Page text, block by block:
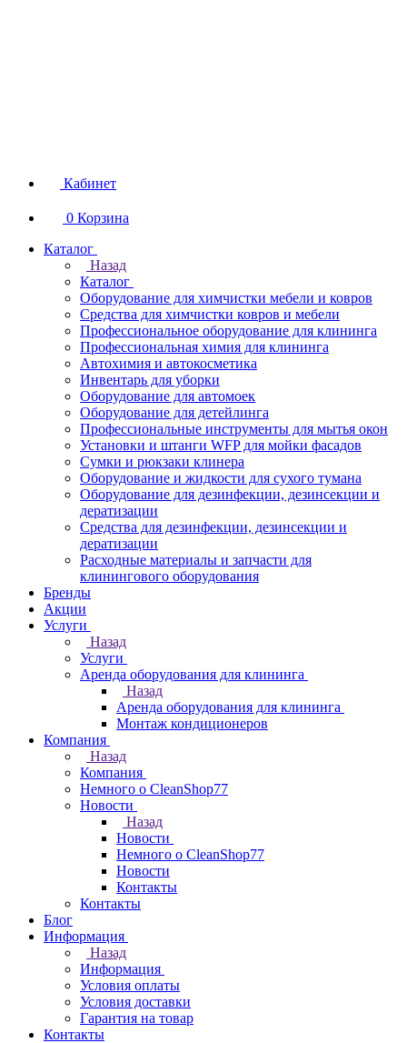
Кабинет
0 Корзина
Каталог
Назад
Каталог
Оборудование для химчистки мебели и ковров
Средства для химчистки ковров и мебели
Профессиональное оборудование для клининга
Профессиональная химия для клининга
Автохимия и автокосметика
Инвентарь для уборки
Оборудование для автомоек
Оборудование для детейлинга
Профессиональные инструменты для мытья окон
Установки и штанги WFP для мойки фасадов
Сумки и рюкзаки клинера
Оборудование и жидкости для сухого тумана
Оборудование для дезинфекции, дезинсекции и
дератизации
Средства для дезинфекции, дезинсекции и
дератизации
Расходные материалы и запчасти для
клинингового оборудования
Бренды
Акции
Услуги
Назад
Услуги
Аренда оборудования для клининга
Назад
Аренда оборудования для клининга
Монтаж кондиционеров
Компания
Назад
Компания
Немного о CleanShop77
Новости
Назад
Новости
Немного о CleanShop77
Новости
Контакты
Контакты
Блог
Информация
Назад
Информация
Условия оплаты
Условия доставки
Гарантия на товар
Контакты